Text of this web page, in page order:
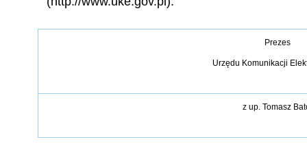
Prezes
Urzędu Komunikacji
z up. Tomasz